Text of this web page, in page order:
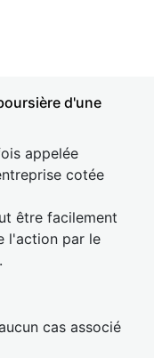
d'une
appelée
cotée
être facilement
l'action par le
cas associé